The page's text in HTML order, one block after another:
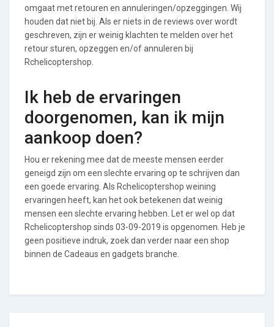
omgaat met retouren en annuleringen/opzeggingen. Wij
houden dat niet bij. Als er niets in de reviews over wordt
geschreven, zijn er weinig klachten te melden over het
retour sturen, opzeggen en/of annuleren bij
Rchelicoptershop.
Ik heb de ervaringen
doorgenomen, kan ik mijn
aankoop doen?
Hou er rekening mee dat de meeste mensen eerder
geneigd zijn om een slechte ervaring op te schrijven dan
een goede ervaring. Als Rchelicoptershop weining
ervaringen heeft, kan het ook betekenen dat weinig
mensen een slechte ervaring hebben. Let er wel op dat
Rchelicoptershop sinds 03-09-2019 is opgenomen. Heb je
geen positieve indruk, zoek dan verder naar een shop
binnen de Cadeaus en gadgets branche.